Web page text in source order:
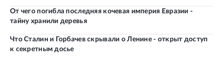
От чего погибла последняя кочевая империя Евразии -
тайну хранили деревья
Что Сталин и Горбачев скрывали о Ленине - открыт доступ
к секретным досье